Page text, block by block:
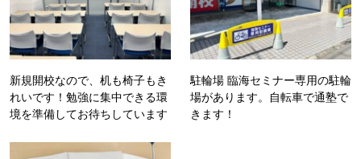
新規開校なので、机も椅子もき
れいです！勉強に集中できる環
境を準備してお待ちしています
駐輪場 臨海セミナー専用の駐輪
場があります。自転車で通塾で
きます！